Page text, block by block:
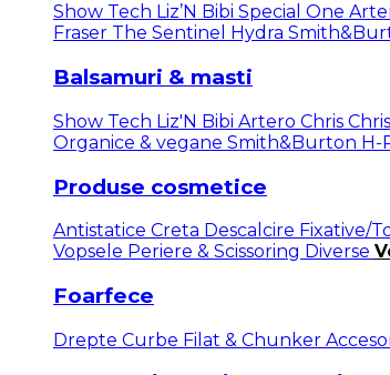
Show Tech Liz’N Bibi Special One
Fraser The Sentinel Hydra
Balsamuri & masti
Show Tech Liz'N Bibi Artero Chris
Organice & vegane Smith&Burton H-
Produse cosmetice
Antistatice Creta Descalcire Fixative/
Vopsele Periere & Scissoring Diverse
Foarfece
Drepte Curbe Filat & Chunker